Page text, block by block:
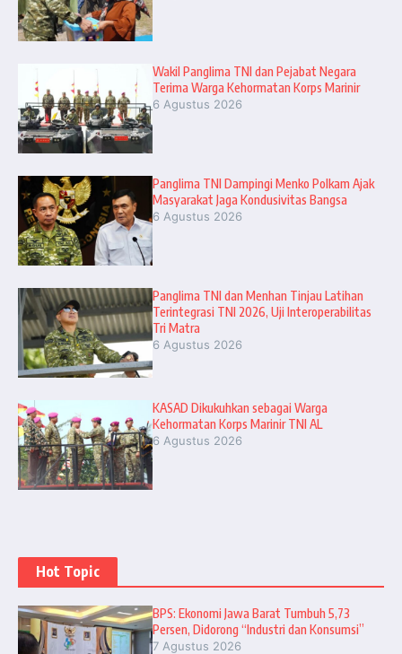
Wakil Panglima TNI dan Pejabat Negara
Terima Warga Kehormatan Korps Marinir
6 Agustus 2026
Panglima TNI Dampingi Menko Polkam Ajak
Masyarakat Jaga Kondusivitas Bangsa
6 Agustus 2026
Panglima TNI dan Menhan Tinjau Latihan
Terintegrasi TNI 2026, Uji Interoperabilitas
Tri Matra
6 Agustus 2026
KASAD Dikukuhkan sebagai Warga
Kehormatan Korps Marinir TNI AL
6 Agustus 2026
Hot Topic
BPS: Ekonomi Jawa Barat Tumbuh 5,73
Persen, Didorong “Industri dan Konsumsi”
7 Agustus 2026